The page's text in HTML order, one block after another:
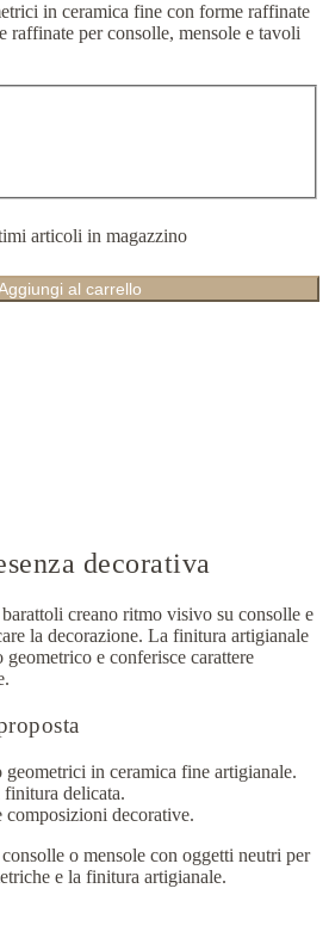
in ceramica fine con forme raffinate
raffinate per consolle, mensole e tavoli
articoli in magazzino
al carrello
decorativa
creano ritmo visivo su consolle e
la decorazione. La finitura artigianale
e conferisce carattere
geometrici in ceramica fine artigianale.
delicata.
composizioni decorative.
o mensole con oggetti neutri per
e la finitura artigianale.